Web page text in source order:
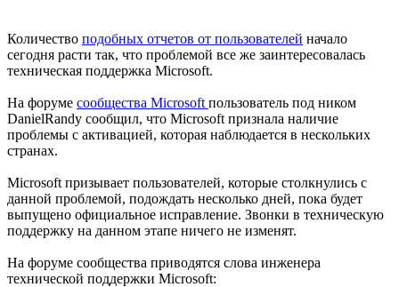
Количество подобных отчетов от пользователей начало
сегодня расти так, что проблемой все же заинтересовалась
техническая поддержка Microsoft.
На форуме сообщества Microsoft пользователь под ником
DanielRandy сообщил, что Microsoft признала наличие
проблемы с активацией, которая наблюдается в нескольких
странах.
Microsoft призывает пользователей, которые столкнулись с
данной проблемой, подождать несколько дней, пока будет
выпущено официальное исправление. Звонки в техническую
поддержку на данном этапе ничего не изменят.
На форуме сообщества приводятся слова инженера
технической поддержки Microsoft: